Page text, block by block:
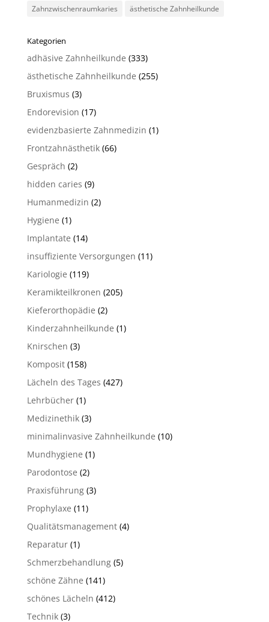
Zahnzwischenraumkaries
ästhetische Zahnheilkunde
Kategorien
adhäsive Zahnheilkunde (333)
ästhetische Zahnheilkunde (255)
Bruxismus (3)
Endorevision (17)
evidenzbasierte Zahnmedizin (1)
Frontzahnästhetik(66)
Gespräch (2)
hidden caries (9)
Humanmedizin (2)
Hygiene (1)
Implantate (14)
insuffiziente Versorgungen (11)
Kariologie (119)
Keramikteilkronen (205)
Kieferorthopädie (2)
Kinderzahnheilkunde (1)
Knirschen (3)
Komposit(158)
Lächeln des Tages (427)
Lehrbücher(1)
Medizinethik(3)
minimalinvasive Zahnheilkunde (10)
Mundhygiene (1)
Parodontose (2)
Praxisführung(3)
Prophylaxe (11)
Qualitätsmanagement(4)
Reparatur(1)
Schmerzbehandlung(5)
schöne Zähne (141)
schönes Lächeln (412)
Technik(3)